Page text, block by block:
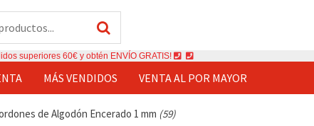
superiores 60€ y obtén ENVÍO GRATIS!
MÁS VENDIDOS VENTA AL POR MAYOR
de Algodón Encerado 1 mm (59)